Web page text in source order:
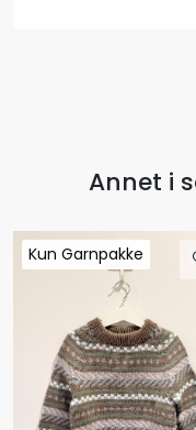
Annet i
Kun Garnpakke
Kun Garnpakke